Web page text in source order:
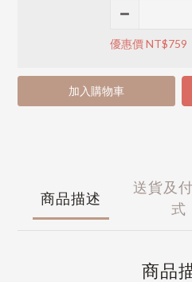
優惠價 NT$759
加入購物車
商品描述
送貨及
式
商品